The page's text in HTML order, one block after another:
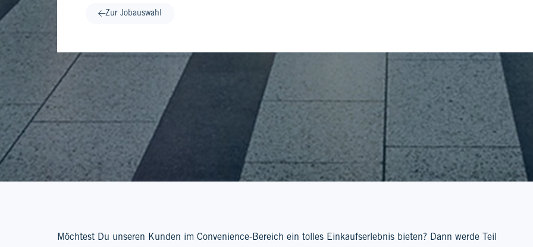
Zur Jobauswahl
Möchtest Du unseren Kunden im Convenience-Bereich ein tolles Einkaufserlebnis bieten? Dann werde Teil